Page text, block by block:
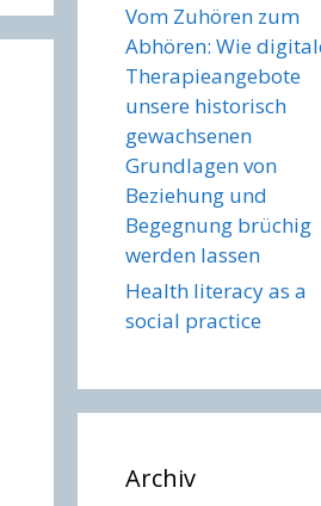
Vom Zuhören zum
Abhören: Wie
Therapieangebote
unsere historisch
gewachsenen
Grundlagen von
Beziehung und
Begegnung brüchig
werden lassen
Health literacy as a
social practice
Archiv